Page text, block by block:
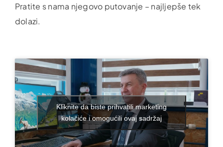
Pratite s nama njegovo putovanje – najljepše tek
dolazi.
Kliknite da biste prihvatili marketing
kolačiće i omogućili ovaj sadržaj